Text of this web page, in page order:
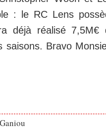
: le RC Lens
déjà réalisé 7,5M€
saisons. Bravo